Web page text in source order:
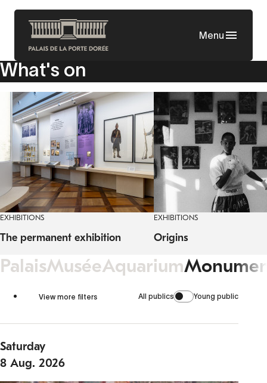
Skip
content
Menu
What's on
EXHIBITIONS
The permanent exhibition
EXHIBITIONS
Origins
PalaisMuséeAquarium
View more filters All publics Young public
Saturday
8 Aug. 2026